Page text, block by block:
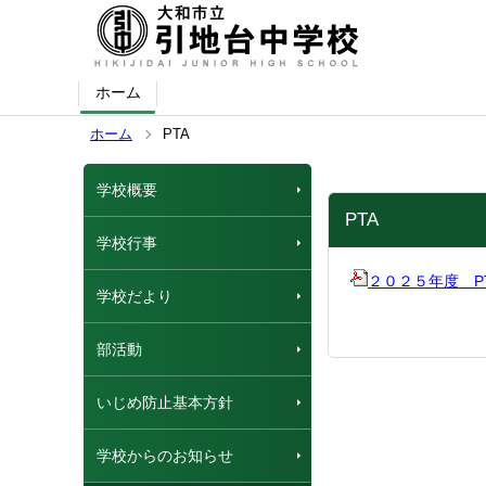
ホーム
ホーム PTA
学校概要
学校行事
学校だより
部活動
いじめ防止基本方針
学校からのお知らせ
PTA
２０２５年度